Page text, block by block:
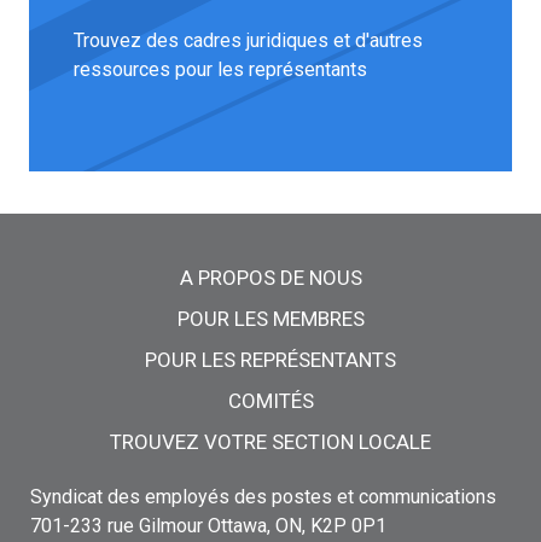
Trouvez des cadres juridiques et d'autres
ressources pour les représentants
A PROPOS DE NOUS
POUR LES MEMBRES
POUR LES REPRÉSENTANTS
COMITÉS
TROUVEZ VOTRE SECTION LOCALE
Syndicat des employés des postes et communications
701-233 rue Gilmour Ottawa, ON, K2P 0P1